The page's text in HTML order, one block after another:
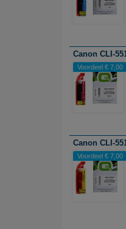
Canon CLI-
Voordeel € 7,00
Canon CLI-
Voordeel € 7,00